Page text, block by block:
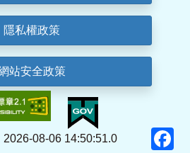
隱私權政策
站安全政策
2026-08-06 14:50:51.0